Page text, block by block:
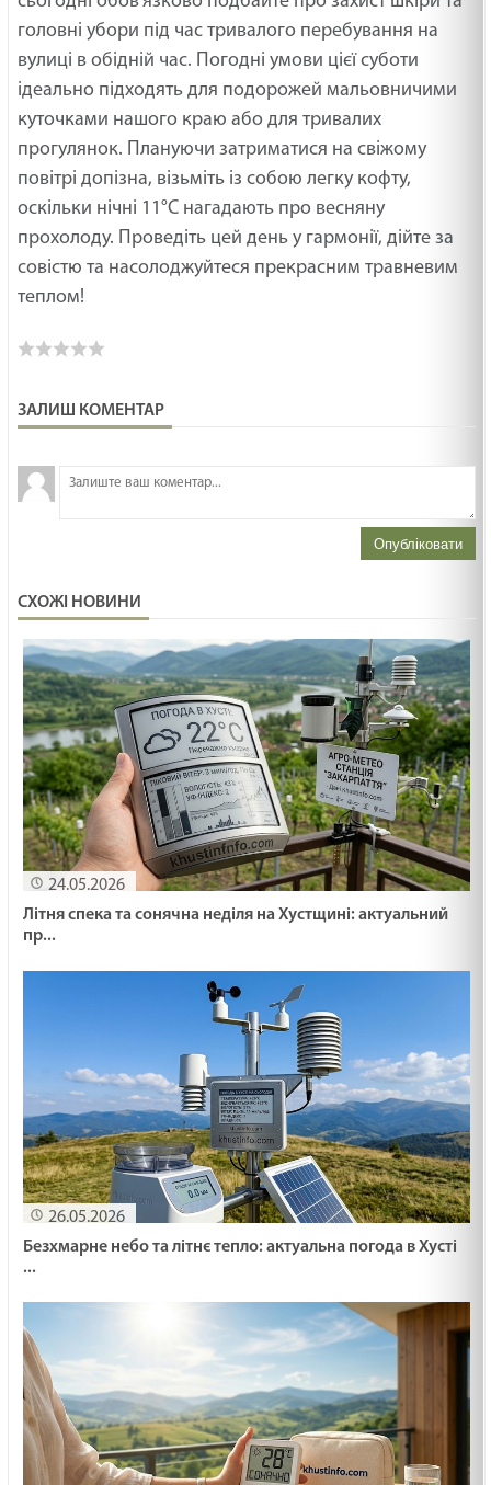
головні убори під час тривалого перебування на
вулиці в обідній час. Погодні умови цієї суботи
ідеально підходять для подорожей мальовничими
куточками нашого краю або для тривалих
прогулянок. Плануючи затриматися на свіжому
повітрі допізна, візьміть із собою легку кофту,
оскільки нічні 11°C нагадають про весняну
прохолоду. Проведіть цей день у гармонії, дійте за
совістю та насолоджуйтеся прекрасним травневим
теплом!
ЗАЛИШ КОМЕНТАР
Опубліковати
СХОЖІ НОВИНИ
24.05.2026
Літня спека та сонячна неділя на Хустщині: актуальний
пр...
26.05.2026
Безхмарне небо та літнє тепло: актуальна погода в Хусті
...